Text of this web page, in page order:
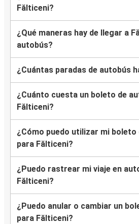
Fălticeni?
¿Qué maneras hay de llegar a
autobús?
¿Cuántas paradas de autobús
¿Cuánto cuesta un boleto de
Fălticeni?
¿Cómo puedo utilizar mi boleto
para Fălticeni?
¿Puedo rastrear mi viaje en
Fălticeni?
¿Puedo anular o cambiar un
para Fălticeni?